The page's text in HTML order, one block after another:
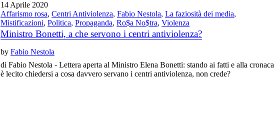
14 Aprile 2020
Affarismo rosa,Centri Antiviolenza,Fabio Nestola,La faziosità dei media,
Mistificazioni,Politica,Propaganda,Ro$a No$tra,Violenza
Ministro Bonetti, a che servono i centri antiviolenza?
byFabio Nestola
di Fabio Nestola - Lettera aperta al Ministro Elena Bonetti: stando ai fatti e alla cronaca
è lecito chiedersi a cosa davvero servano i centri antiviolenza, non crede?